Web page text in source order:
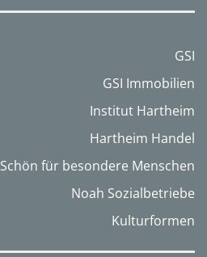
GSI
GSI Immobilien
Institut Hartheim
Hartheim Handel
Schön für besondere Menschen
Noah Sozialbetriebe
Kulturformen